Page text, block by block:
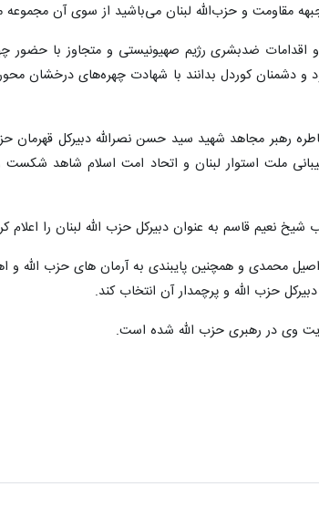
مقاومت و حزب‌الله لبنان می‌باشید از سوی آن مجموعه
اقدامات ضدبشری رژیم صهیونیستی و متجاوز با حضور
و دشمنان کوردل بدانند با شهادت چهره‌های درخشان
مجاهد شهید سید حسن نصرالله دبیرکل قهرمان
ملت استوار لبنان و اتحاد امت اسلام شاهد
شیخ نعیم قاسم به عنوان دبیرکل حزب الله لبنان را اعلام
اصیل محمدی و همچنین پایبندی به آرمان های حزب الله
حزب الله و پرچمدار آن انتخاب کند.
وی در رهبری حزب الله شده است.